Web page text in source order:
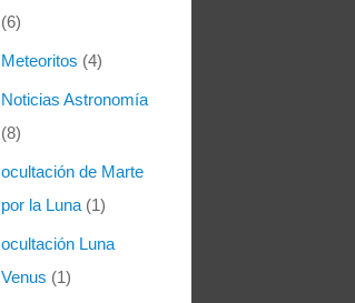
(6)
Meteoritos (4)
Noticias Astronomía
(8)
ocultación de Marte
por la Luna (1)
ocultación Luna
Venus (1)